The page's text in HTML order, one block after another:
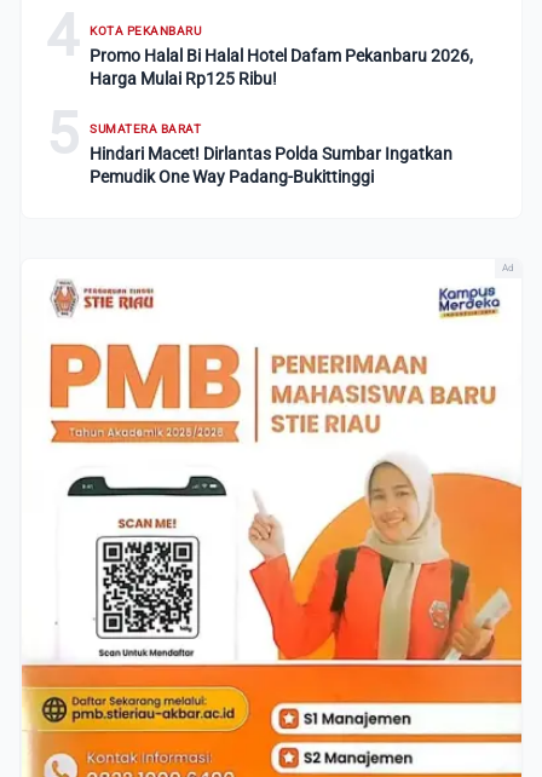
4 KOTA PEKANBARU
Promo Halal Bi Halal Hotel Dafam Pekanbaru 2026,
Harga Mulai Rp125 Ribu!
5 SUMATERA BARAT
Hindari Macet! Dirlantas Polda Sumbar Ingatkan
Pemudik One Way Padang-Bukittinggi
Ad